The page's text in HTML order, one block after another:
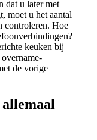
dat u later met
moet u het aantal
controleren. Hoe
keuken bij
de vorige